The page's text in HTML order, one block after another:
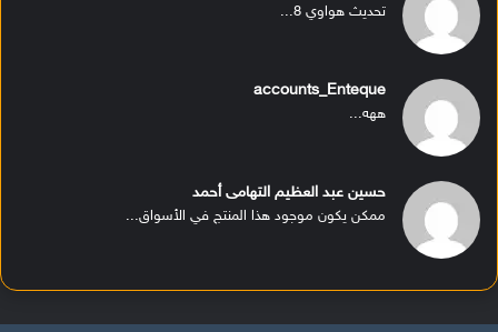
تحديث هواوي 8...
accounts_Enteque
ههه...
حسين عبد العظيم التهامى أحمد
ممكن يكون موجود هذا المنتج في الأسواق...